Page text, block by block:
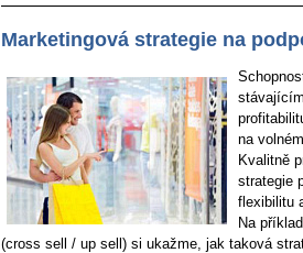
Marketingová strategie na
na
Kvalitně
strategie
flexibilitu
Na
(cross sell / up sell) si ukažme, jak taková